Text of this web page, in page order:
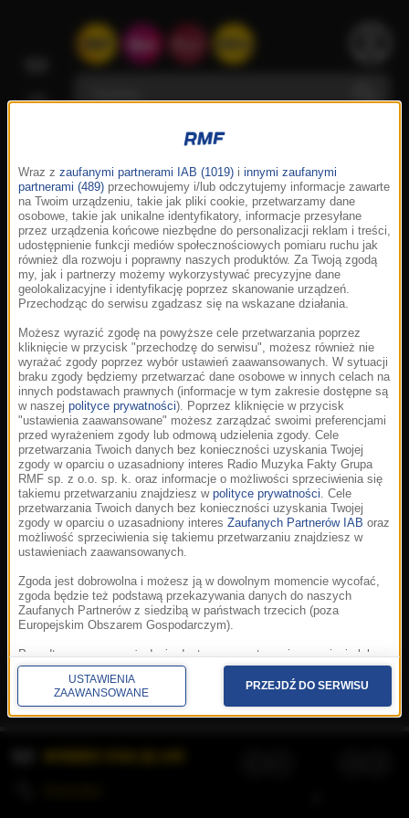
Korzystanie z portalu oznacza akceptację
Prywatność.Aplikacje.© 2026 Radio Muzyka
Fakty Grupa RMF sp. z o.o. sp. k.
Wraz z zaufanymi partnerami IAB (1019) i innymi zaufanymi
partnerami (489) przechowujemy i/lub odczytujemy informacje zawarte
na Twoim urządzeniu, takie jak pliki cookie, przetwarzamy dane
osobowe, takie jak unikalne identyfikatory, informacje przesyłane
przez urządzenia końcowe niezbędne do personalizacji reklam i treści,
udostępnienie funkcji mediów społecznościowych pomiaru ruchu jak
również dla rozwoju i poprawny naszych produktów. Za Twoją zgodą
my, jak i partnerzy możemy wykorzystywać precyzyjne dane
geolokalizacyjne i identyfikację poprzez skanowanie urządzeń.
Przechodząc do serwisu zgadzasz się na wskazane działania.
Możesz wyrazić zgodę na powyższe cele przetwarzania poprzez
kliknięcie w przycisk "przechodzę do serwisu", możesz również nie
wyrażać zgody poprzez wybór ustawień zaawansowanych. W sytuacji
braku zgody będziemy przetwarzać dane osobowe w innych celach na
innych podstawach prawnych (informacje w tym zakresie dostępne są
w naszej polityce prywatności). Poprzez kliknięcie w przycisk
"ustawienia zaawansowane" możesz zarządzać swoimi preferencjami
przed wyrażeniem zgody lub odmową udzielenia zgody. Cele
przetwarzania Twoich danych bez konieczności uzyskania Twojej
zgody w oparciu o uzasadniony interes Radio Muzyka Fakty Grupa
RMF sp. z o.o. sp. k. oraz informacje o możliwości sprzeciwienia się
takiemu przetwarzaniu znajdziesz w polityce prywatności. Cele
przetwarzania Twoich danych bez konieczności uzyskania Twojej
zgody w oparciu o uzasadniony interes Zaufanych Partnerów IAB oraz
możliwość sprzeciwienia się takiemu przetwarzaniu znajdziesz w
ustawieniach zaawansowanych.
Zgoda jest dobrowolna i możesz ją w dowolnym momencie wycofać,
zgoda będzie też podstawą przekazywania danych do naszych
Zaufanych Partnerów z siedzibą w państwach trzecich (poza
Europejskim Obszarem Gospodarczym).
Ponadto masz prawo żądania dostępu, sprostowania, usunięcia lub
ograniczenia przetwarzania danych, a także złożenia skargi do
Prezesa Urzędu Ochrony Danych Osobowych. W polityce prywatności
znajdziesz informacje jak wykonać swoje prawa. Szczegółowe
informacje na temat przetwarzania Twoich danych znajdują się w
USTAWIENIA
ZAAWANSOWANE
PRZEJDŹ DO SERWISU